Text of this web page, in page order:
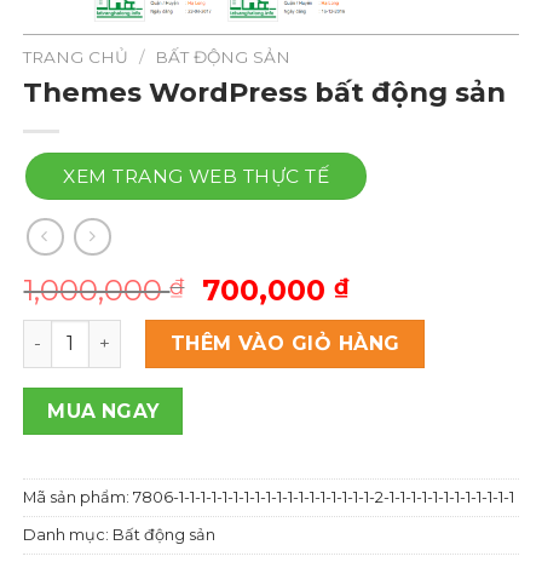
TRANG CHỦ / BẤT ĐỘNG SẢN
Themes WordPress bất động sản
XEM TRANG WEB THỰC TẾ
1,000,000₫
Giá
gốc
là:
1,000,000 ₫.
700,000 ₫Giá
hiện
tại
là:
Themes Wordpress bất động sản số lượng
THÊM VÀO GIỎ HÀNG
MUA NGAY
Mã sản phẩm:7806-1-1-1-1-1-1-1-1-1-1-1-1-1-1-1-1-1-1-2-1-1-1-1-1-1-1-1-1-1-1-1
Danh mục: Bất động sản